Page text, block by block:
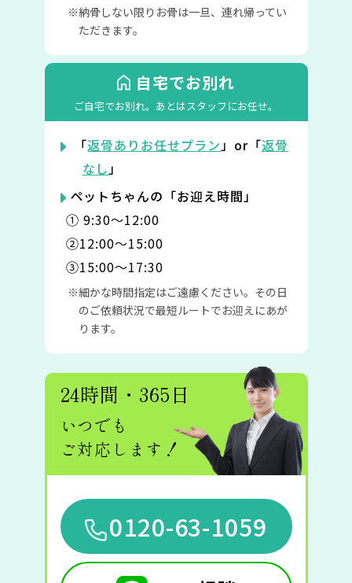
納骨しない限りお骨は一旦、連れ帰ってい
ただきます。
自宅でお別れ
ご自宅でお別れ。 あとはスタッフにお任せ。
「返骨ありお任せプラン」or「返骨
なし」
ペットちゃんの「お迎え時間」
① 9:30〜12:00
②12:00〜15:00
③15:00〜17:30
細かな時間指定はご遠慮ください。その日
のご依頼状況で最短ルートでお迎えにあが
ります。
24時間・365日
いつでも
ご対応します！
0120-63-1059